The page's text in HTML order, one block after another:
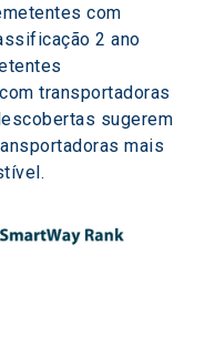
com
2 ano
transportadoras
sugerem
mais